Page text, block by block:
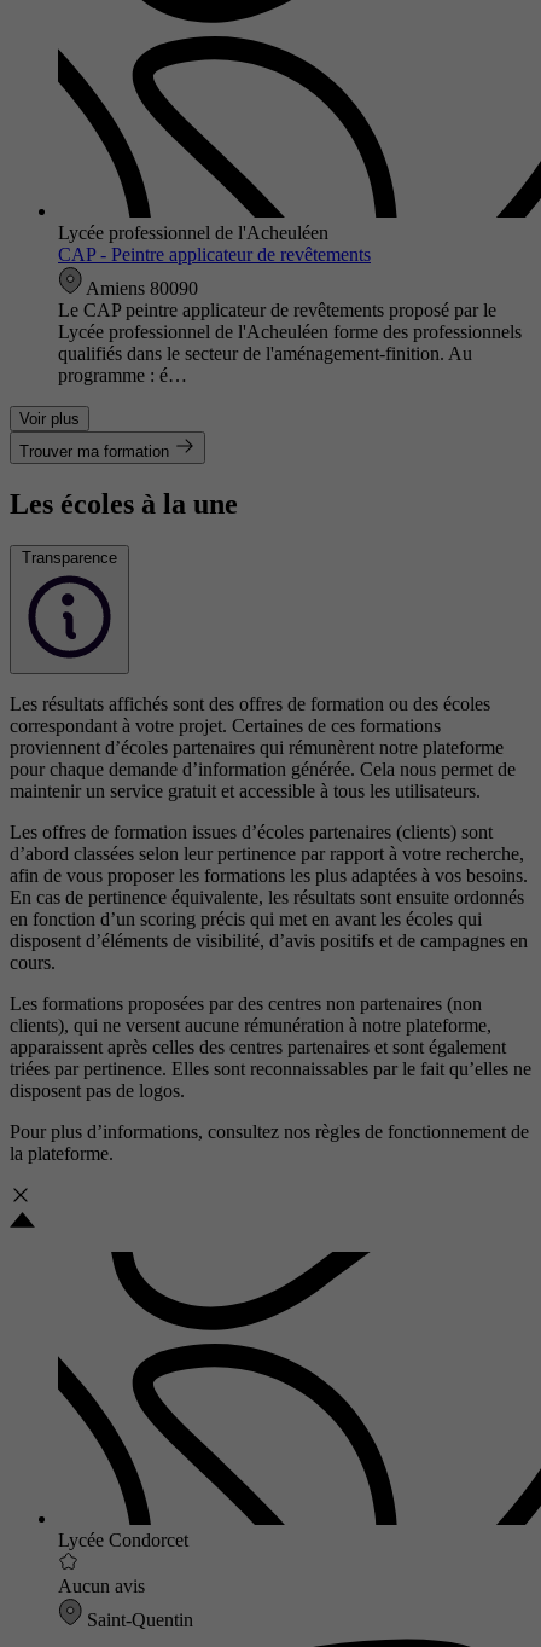
Lycée professionnel de l'Acheuléen
CAP - Peintre applicateur de revêtements
Amiens 80090
Le CAP peintre applicateur de revêtements proposé par le
Lycée professionnel de l'Acheuléen forme des professionnels
qualifiés dans le secteur de l'aménagement-finition. Au
programme : é…
Voir plus
Trouver ma formation
Les écoles à la une
Transparence
Les résultats affichés sont des offres de formation ou des écoles
correspondant à votre projet. Certaines de ces formations
proviennent d’écoles partenaires qui rémunèrent notre plateforme
pour chaque demande d’information générée. Cela nous permet de
maintenir un service gratuit et accessible à tous les utilisateurs.
Les offres de formation issues d’écoles partenaires (clients) sont
d’abord classées selon leur pertinence par rapport à votre recherche,
afin de vous proposer les formations les plus adaptées à vos besoins.
En cas de pertinence équivalente, les résultats sont ensuite ordonnés
en fonction d’un scoring précis qui met en avant les écoles qui
disposent d’éléments de visibilité, d’avis positifs et de campagnes en
cours.
Les formations proposées par des centres non partenaires (non
clients), qui ne versent aucune rémunération à notre plateforme,
apparaissent après celles des centres partenaires et sont également
triées par pertinence. Elles sont reconnaissables par le fait qu’elles ne
disposent pas de logos.
Pour plus d’informations, consultez nos règles de fonctionnement de
la plateforme.
Lycée Condorcet
Aucun avis
Saint-Quentin